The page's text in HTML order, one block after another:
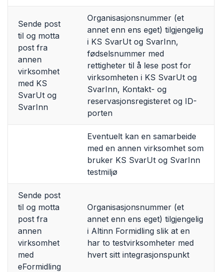
Sende post
til og motta
post fra
annen
virksomhet
med KS
SvarUt og
SvarInn
Organisasjonsnummer (et
annet enn ens eget) tilgjengelig
i KS SvarUt og SvarInn,
fødselsnummer med
rettigheter til å lese post for
virksomheten i KS SvarUt og
SvarInn, Kontakt- og
reservasjonsregisteret og ID-
porten
Eventuelt kan en samarbeide
med en annen virksomhet som
bruker KS SvarUt og SvarInn
testmiljø
Sende post
til og motta
post fra
annen
virksomhet
med
eFormidling
Organisasjonsnummer (et
annet enn ens eget) tilgjengelig
i Altinn Formidling slik at en
har to testvirksomheter med
hvert sitt integrasjonspunkt